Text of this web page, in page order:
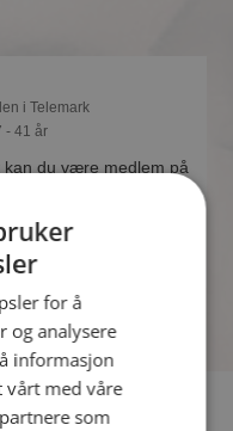
i Telemark
- 41 år
kan du være medlem på
på nettet!
for å
og analysere
informasjon
vårt med våre
som